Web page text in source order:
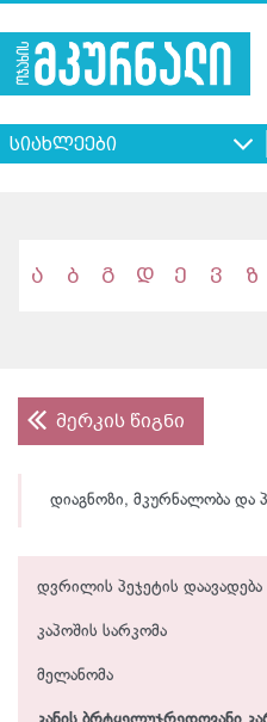
შესახებ
სიახლეები
ა ბ გ დ ე ვ ზ
მერკის წიგნი
დიაგნოზი, მკურნალობა და
დვრილის პეჯეტის დაავადება
კაპოშის სარკომა
მელანომა